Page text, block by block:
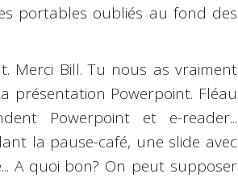
portables oubliés au fond des
. Merci Bill. Tu nous as vraiment
présentation Powerpoint. Fléau
Powerpoint et e-reader...
la pause-café, une slide avec
A quoi bon? On peut supposer